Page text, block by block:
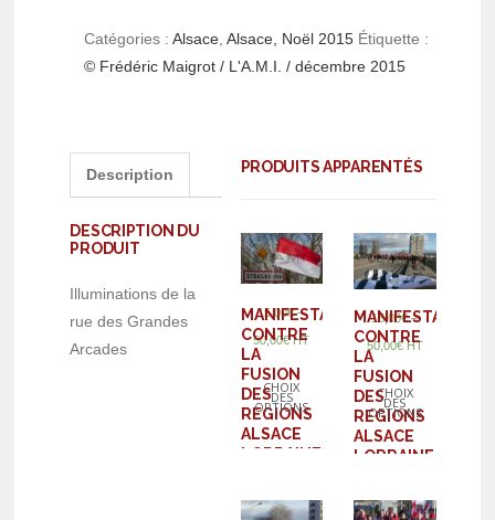
Catégories :Alsace ,Alsace, Noël 2015 Étiquette :
© Frédéric Maigrot / L'A.M.I. / décembre 2015
Description
DESCRIPTION DU
PRODUIT
Illuminations de la
rue des Grandes
Arcades
PRODUITS APPARENTÉS
MANIFESTATION
CONTRE
LA
FUSION
DES
REGIONS
ALSACE
LORRAINE
15,00€–
50,00€ HT
CHOIX
DES
OPTIONS
MANIFESTATION
CONTRE
LA
FUSION
DES
REGIONS
ALSACE
LORRAINE
15,00€–
50,00€ HT
CHOIX
DES
OPTIONS